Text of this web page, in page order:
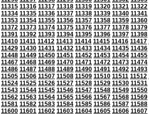
11315 11316 11317 11318 11319 11320 11321 11322
11334 11335 11336 11337 11338 11339 11340 11341
11353 11354 11355 11356 11357 11358 11359 11360
11372 11373 11374 11375 11376 11377 11378 11379
11391 11392 11393 11394 11395 11396 11397 11398
11410 11411 11412 11413 11414 11415 11416 11417
11429 11430 11431 11432 11433 11434 11435 11436
11448 11449 11450 11451 11452 11453 11454 11455
11467 11468 11469 11470 11471 11472 11473 11474
11486 11487 11488 11489 11490 11491 11492 11493
11505 11506 11507 11508 11509 11510 11511 11512
11524 11525 11526 11527 11528 11529 11530 11531
11543 11544 11545 11546 11547 11548 11549 11550
11562 11563 11564 11565 11566 11567 11568 11569
11581 11582 11583 11584 11585 11586 11587 11588
11600 11601 11602 11603 11604 11605 11606 11607